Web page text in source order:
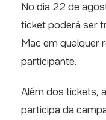
No dia 22 de
ticket poderá ser
Mac em qualquer
participante.
Além dos tickets,
participa da